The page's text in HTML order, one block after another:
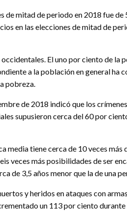
mitad de periodo en 2018 fue
en las elecciones de mitad de
El uno por ciento de
a la población en general ha
pobreza.
de 2018 indicó que los
supusieron cerca del 60 por
tiene cerca de 10 veces
veces más posibilidades de ser
de 3,5 años menor que la de una
y heridos en ataques con
un 113 por ciento durante